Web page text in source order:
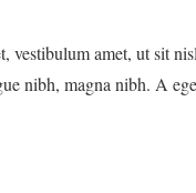
amet, ut sit
nibh, magna nibh. A